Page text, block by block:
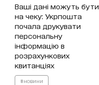
Ваші дані можуть бути
на чеку: Укрпошта
почала друкувати
персональну
інформацію в
розрахункових
квитанціях
#новини